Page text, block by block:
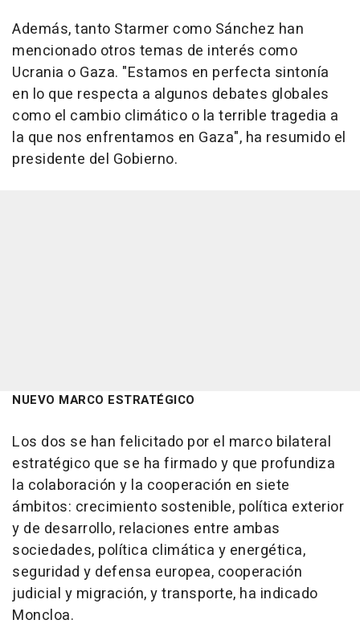
Además, tanto Starmer como Sánchez han
mencionado otros temas de interés como
Ucrania o Gaza. "Estamos en perfecta sintonía
en lo que respecta a algunos debates globales
como el cambio climático o la terrible tragedia a
la que nos enfrentamos en Gaza", ha resumido el
presidente del Gobierno.
NUEVO MARCO ESTRATÉGICO
Los dos se han felicitado por el marco bilateral
estratégico que se ha firmado y que profundiza
la colaboración y la cooperación en siete
ámbitos: crecimiento sostenible, política exterior
y de desarrollo, relaciones entre ambas
sociedades, política climática y energética,
seguridad y defensa europea, cooperación
judicial y migración, y transporte, ha indicado
Moncloa.